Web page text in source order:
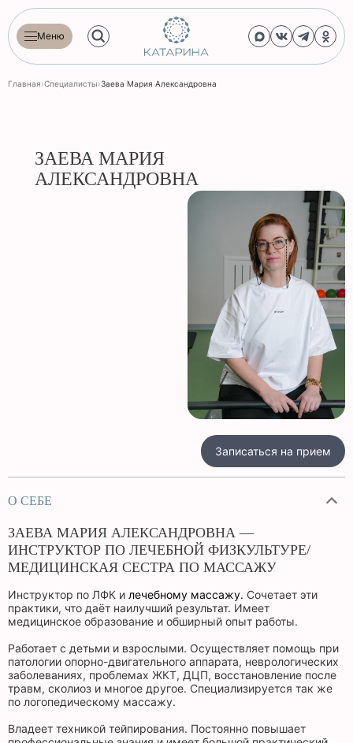
Меню
Главная›Специалисты›Заева Мария Александровна
ЗАЕВА МАРИЯ
АЛЕКСАНДРОВНА
Записаться на прием
О СЕБЕ
ЗАЕВА МАРИЯ АЛЕКСАНДРОВНА —
ИНСТРУКТОР ПО ЛЕЧЕБНОЙ ФИЗКУЛЬТУРЕ/
МЕДИЦИНСКАЯ СЕСТРА ПО МАССАЖУ
Инструктор по ЛФК и лечебному массажу. Сочетает эти
практики, что даёт наилучший результат. Имеет
медицинское образование и обширный опыт работы.
Работает с детьми и взрослыми. Осуществляет помощь при
патологии опорно-двигательного аппарата, неврологических
заболеваниях, проблемах ЖКТ, ДЦП, восстановление после
травм, сколиоз и многое другое. Специализируется так же
по логопедическому массажу.
Владеет техникой тейпирования. Постоянно повышает